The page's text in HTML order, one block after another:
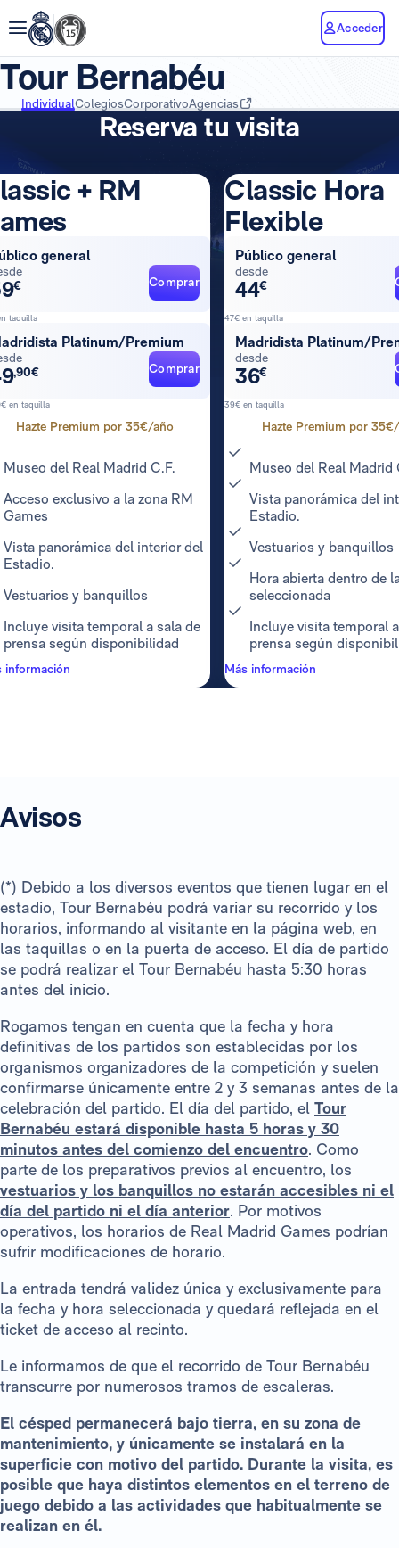
Acceder
Tour Bernabéu
IndividualColegiosCorporativoAgencias
Reserva tu visita
+ RM
general
€ Comprar
taquilla
Platinum/Premium
,90€ Comprar
en taquilla
Hazte Premium por 35€/año
Museo del Real Madrid C.F.
Acceso exclusivo a la zona RM
Games
Vista panorámica del interior del
Estadio.
Vestuarios y banquillos
Incluye visita temporal a sala de
prensa según disponibilidad
información
Classic Hora
Flexible
Público general
desde
44€
47€ en taquilla
Madridista Platinum/
desde
36€
39€ en taquilla
Hazte Premium por
Museo del Real Madrid
Vista panorámica del
Estadio.
Vestuarios y banquillos
Hora abierta dentro de
seleccionada
Incluye visita temporal
prensa según
Más información
Avisos
(*) Debido a los diversos eventos que tienen lugar en el
estadio, Tour Bernabéu podrá variar su recorrido y los
horarios, informando al visitante en la página web, en
las taquillas o en la puerta de acceso. El día de partido
se podrá realizar el Tour Bernabéu hasta 5:30 horas
antes del inicio.
Rogamos tengan en cuenta que la fecha y hora
definitivas de los partidos son establecidas por los
organismos organizadores de la competición y suelen
confirmarse únicamente entre 2 y 3 semanas antes de la
celebración del partido. El día del partido, el Tour
Bernabéu estará disponible hasta 5 horas y 30
minutos antes del comienzo del encuentro. Como
parte de los preparativos previos al encuentro, los
vestuarios y los banquillos no estarán accesibles ni el
día del partido ni el día anterior. Por motivos
operativos, los horarios de Real Madrid Games podrían
sufrir modificaciones de horario.
La entrada tendrá validez única y exclusivamente para
la fecha y hora seleccionada y quedará reflejada en el
ticket de acceso al recinto.
Le informamos de que el recorrido de Tour Bernabéu
transcurre por numerosos tramos de escaleras.
El césped permanecerá bajo tierra, en su zona de
mantenimiento, y únicamente se instalará en la
superficie con motivo del partido. Durante la visita, es
posible que haya distintos elementos en el terreno de
juego debido a las actividades que habitualmente se
realizan en él.